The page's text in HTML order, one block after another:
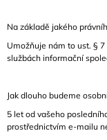
Na základě jakého
Umožňuje nám to ust. §
službách informační
Jak dlouho budeme
5 let od vašeho
prostřednictvím e-mailu